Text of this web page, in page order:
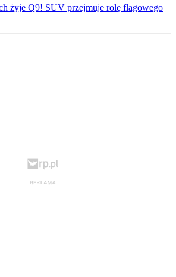
żyje Q9! SUV przejmuje rolę flagowego